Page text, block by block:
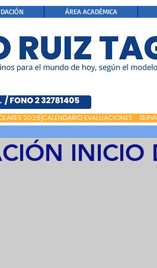
ÁREA ACADÉMICA
2026 CALENDARIO EVALUACIONES
INICIO